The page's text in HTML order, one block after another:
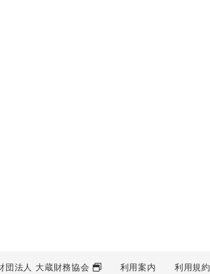
団法人 大蔵財務協会 利用案内 利用規約